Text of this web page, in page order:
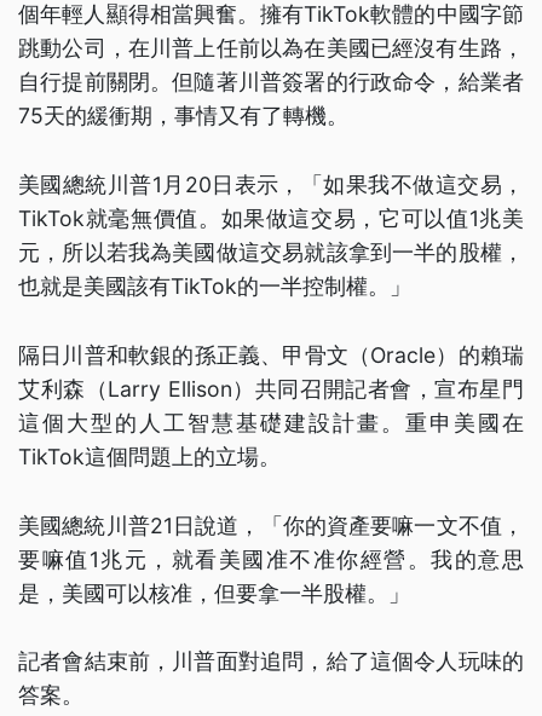
個年輕人顯得相當興奮。擁有TikTok軟體的中國字節
跳動公司，在川普上任前以為在美國已經沒有生路，
自行提前關閉。但隨著川普簽署的行政命令，給業者
75天的緩衝期，事情又有了轉機。
美國總統川普1月20日表示，「如果我不做這交易，
TikTok就毫無價值。如果做這交易，它可以值1兆美
元，所以若我為美國做這交易就該拿到一半的股權，
也就是美國該有TikTok的一半控制權。」
隔日川普和軟銀的孫正義、甲骨文（Oracle）的賴瑞
艾利森（Larry Ellison）共同召開記者會，宣布星門
這個大型的人工智慧基礎建設計畫。重申美國在
TikTok這個問題上的立場。
美國總統川普21日說道，「你的資產要嘛一文不值，
要嘛值1兆元，就看美國准不准你經營。我的意思
是，美國可以核准，但要拿一半股權。」
記者會結束前，川普面對追問，給了這個令人玩味的
答案。